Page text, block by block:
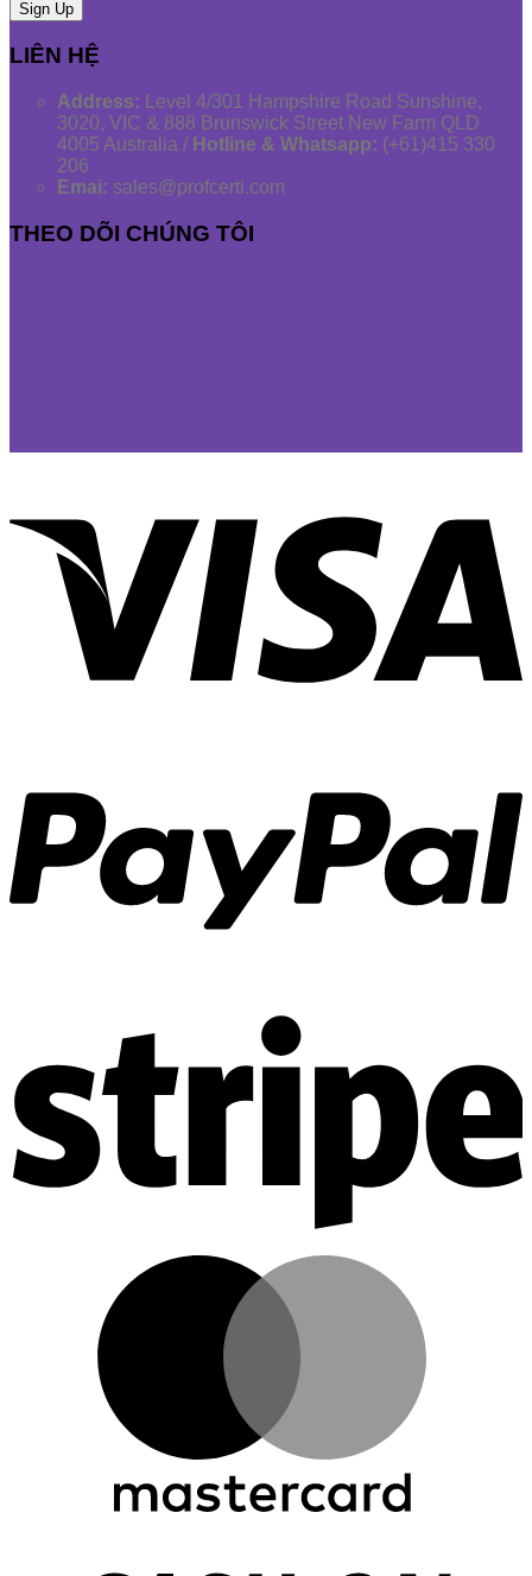
LIÊN HỆ
Address: Level 4/301 Hampshire Road Sunshine,
3020, VIC & 888 Brunswick Street New Farm QLD
4005 Australia / Hotline & Whatsapp: (+61)415 330
206
Emai: sales@profcerti.com
THEO DÕI CHÚNG TÔI